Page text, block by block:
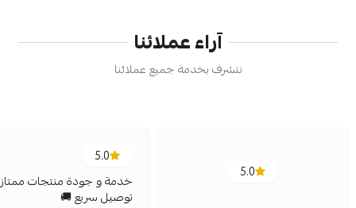
آراء عملائنا
نتشرف بخدمة جميع عملائنا
5.0
5.0
خدمة و جودة منتجات
توصيل سريع 🚚